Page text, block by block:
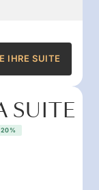
IHRE SUITE
SUITE
20%